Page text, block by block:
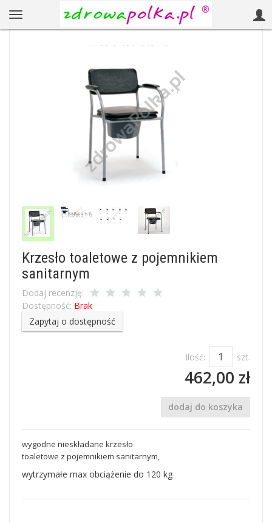
Krzesło toaletowe z pojemnikiem
sanitarnym
Dodaj recenzję:
Dostępność: Brak
Zapytaj o dostępność
Ilość: szt.
462,00 zł
dodaj do koszyka
wygodne nieskładane krzesło
toaletowe z pojemnikiem sanitarnym,
wytrzymałe max obciążenie do 120 kg